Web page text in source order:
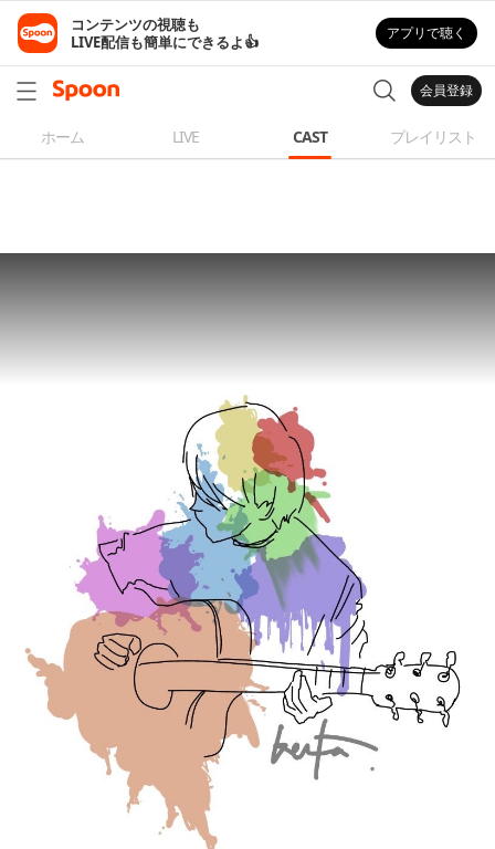
コンテンツの視聴も
LIVE配信も簡単にできるよ👍
アプリで聴く
会員登録
ホーム LIVE CAST プレイリスト